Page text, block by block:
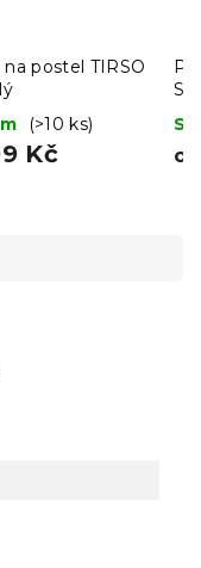
postel TIRSO
(>10 ks)
Kč od